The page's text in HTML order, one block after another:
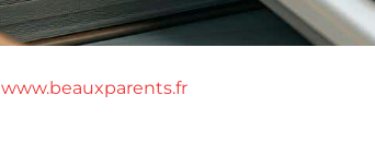
www.beauxparents.fr